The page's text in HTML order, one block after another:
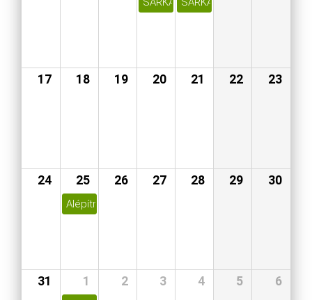
17 18 19 20 21 22 23
24 25 26 27 28 29 30
Alépítményszigetelések új épületek tervezésénél
31 1 2 3 4 5 6